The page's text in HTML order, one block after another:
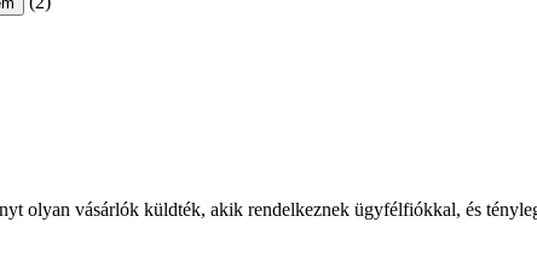
olyan vásárlók küldték, akik rendelkeznek ügyfélfiókkal, és